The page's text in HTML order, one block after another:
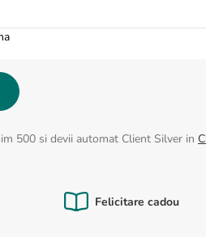
500 si devii automat Client Silver in
Felicitare cadou